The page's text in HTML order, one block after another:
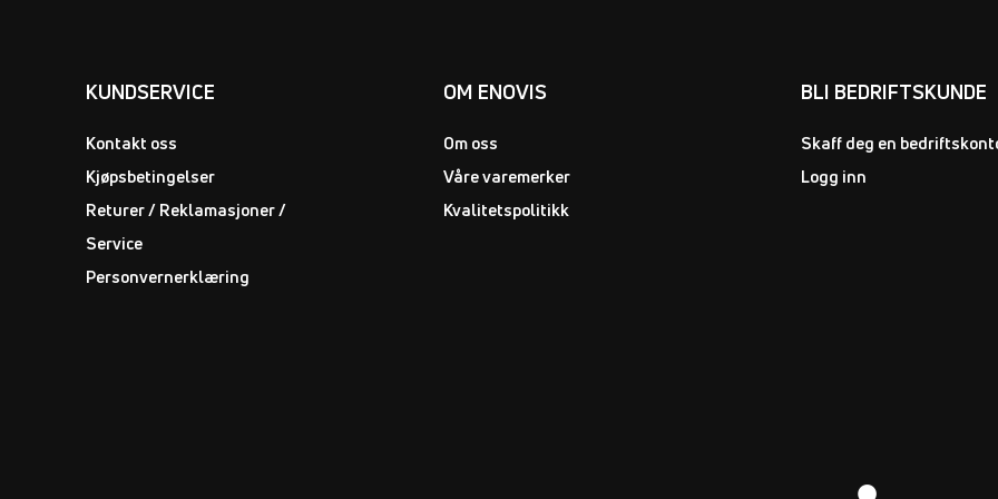
KUNDSERVICE
Kontakt oss
Kjøpsbetingelser
Returer / Reklamasjoner /
Service
Personvernerklæring
OM ENOVIS
Om oss
Våre varemerker
Kvalitetspolitikk
BLI BEDRIFTSKUNDE
Skaff deg en
Logg inn